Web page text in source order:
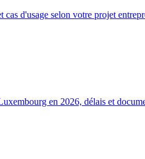
d'usage selon votre projet
en 2026, délais et